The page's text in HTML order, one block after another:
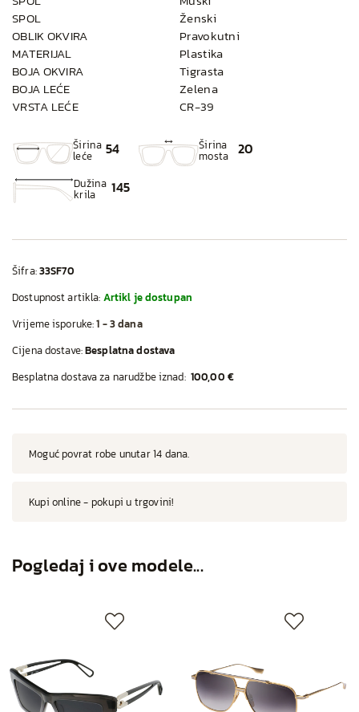
SPOL
Ženski
OBLIK OKVIRA
Pravokutni
MATERIJAL
Plastika
BOJA OKVIRA
Tigrasta
BOJA LEĆE
Zelena
VRSTA LEĆE
CR-39
Širina
leće 54 Širina
mosta 20
Dužina
krila 145
Šifra:33SF70
Dostupnost artikla: Artikl je dostupan
Vrijeme isporuke:1 - 3 dana
Cijena dostave:Besplatna dostava
Besplatna dostava za narudžbe iznad: 100,00 €
Moguć povrat robe unutar 14 dana.
Kupi online - pokupi u trgovini!
Pogledaj i ove modele...